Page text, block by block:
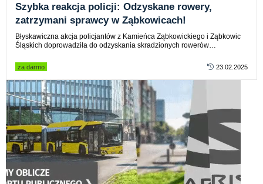
Szybka reakcja policji: Odzyskane rowery,
zatrzymani sprawcy w Ząbkowicach!
Błyskawiczna akcja policjantów z Kamieńca Ząbkowickiego i Ząbkowic
Śląskich doprowadziła do odzyskania skradzionych rowerów…
za darmo 23.02.2025